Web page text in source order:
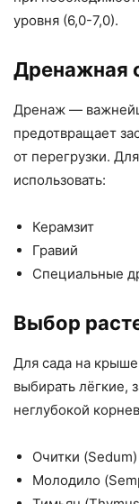
уровня (6,0-7,0).
Дренажная
Дренаж —
предотвращает
от перегрузки.
использовать:
Керамзит
Гравий
Специальные
Выбор
Для сада на
выбирать лёгкие,
неглубокой
Очитки (Sedum)
Молодило